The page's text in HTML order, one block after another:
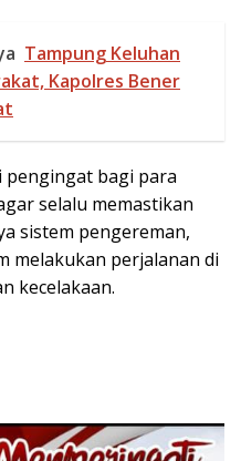
Tampung Keluhan
Kapolres Bener
pengingat bagi para
selalu memastikan
sistem pengereman,
melakukan perjalanan di
kecelakaan.